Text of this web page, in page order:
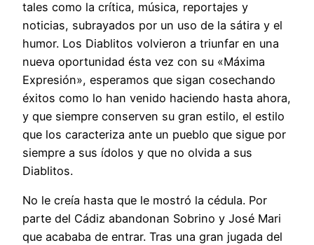
tales como la crítica, música, reportajes y
noticias, subrayados por un uso de la sátira y el
humor. Los Diablitos volvieron a triunfar en una
nueva oportunidad ésta vez con su «Máxima
Expresión», esperamos que sigan cosechando
éxitos como lo han venido haciendo hasta ahora,
y que siempre conserven su gran estilo, el estilo
que los caracteriza ante un pueblo que sigue por
siempre a sus ídolos y que no olvida a sus
Diablitos.
No le creía hasta que le mostró la cédula. Por
parte del Cádiz abandonan Sobrino y José Mari
que acababa de entrar. Tras una gran jugada del